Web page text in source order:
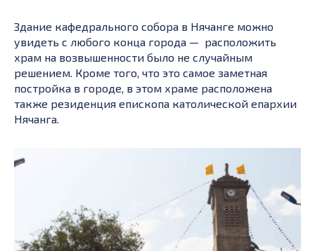
Здание кафедрального собора в Нячанге можно
увидеть с любого конца города — расположить
храм на возвышенности было не случайным
решением. Кроме того, что это самое заметная
постройка в городе, в этом храме расположена
также резиденция епископа католической епархии
Нячанга.